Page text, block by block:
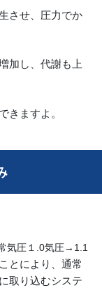
させ、圧力でか
加し、代謝も上
きますよ。
常気圧１.0気圧→1.1
とにより、通常
取り込むシステ